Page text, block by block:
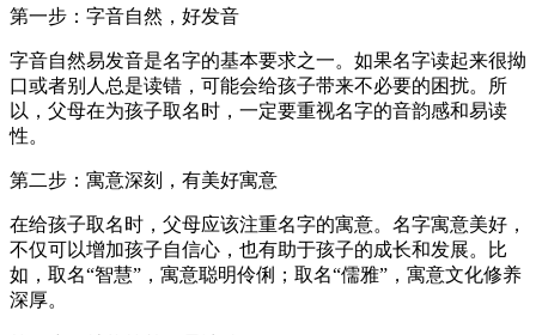
第一步：字音自然，好发音
字音自然易发音是名字的基本要求之一。如果名字读起来很拗
口或者别人总是读错，可能会给孩子带来不必要的困扰。所
以，父母在为孩子取名时，一定要重视名字的音韵感和易读
性。
第二步：寓意深刻，有美好寓意
在给孩子取名时，父母应该注重名字的寓意。名字寓意美好，
不仅可以增加孩子自信心，也有助于孩子的成长和发展。比
如，取名“智慧”，寓意聪明伶俐；取名“儒雅”，寓意文化修养
深厚。